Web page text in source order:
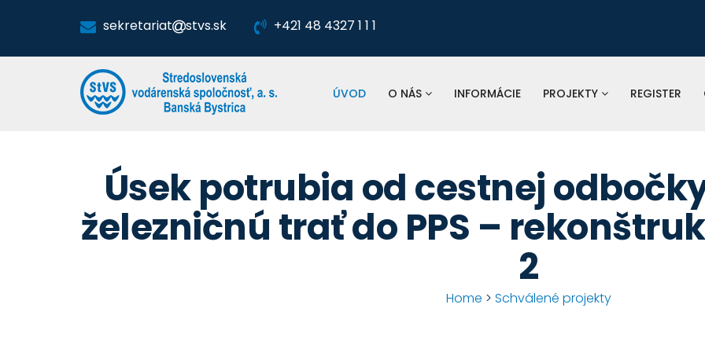
sekretariat stvs.sk +421 48 4327 1 1 1
Pre
vodomerov,
spoločnosť:
ÚVOD O NÁS INFORMÁCIE PROJEKTY REGISTER
Úsek potrubia od cestnej
železničnú trať do PPS –
2
Home > Schválené projekty